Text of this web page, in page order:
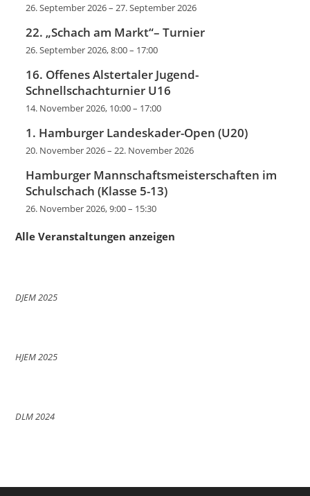
26. September 2026–27. September 2026
22. „Schach am Markt“– Turnier
26. September 2026, 8:00– 17:00
16. Offenes Alstertaler Jugend-
Schnellschachturnier U16
14. November 2026, 10:00– 17:00
1. Hamburger Landeskader-Open (U20)
20. November 2026–22. November 2026
Hamburger Mannschaftsmeisterschaften im
Schulschach (Klasse 5-13)
26. November 2026, 9:00– 15:30
Alle Veranstaltungen anzeigen
DJEM 2025
HJEM 2025
DLM 2024